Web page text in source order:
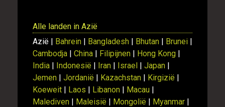
Alle landen in Azië
Azië | Bahrein | Bangladesh | Bhutan | Brunei |
Cambodja | China | Filipijnen | Hong Kong |
India | Indonesië | Iran | Israel | Japan |
Jemen | Jordanië | Kazachstan | Kirgizië |
Koeweit | Laos | Libanon | Macau |
Malediven | Maleisië | Mongolië | Myanmar |